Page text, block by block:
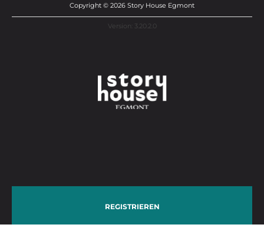
Copyright © 2026 Story House Egmont
Version: 3.20.2.0
REGISTRIEREN